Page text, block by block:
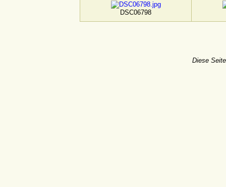
DSC06798
Diese